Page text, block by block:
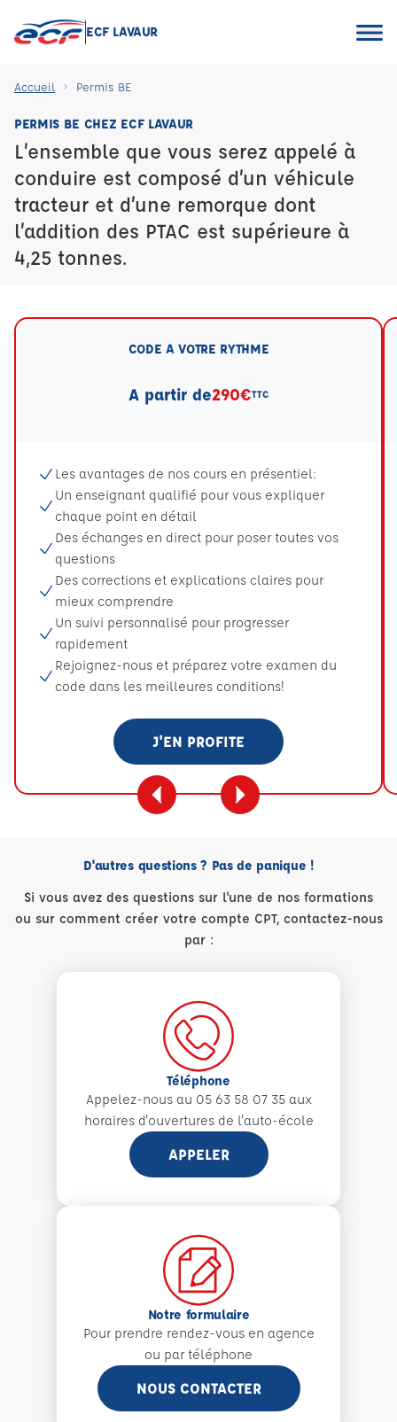
ECF LAVAUR
Accueil Permis BE
PERMIS BE CHEZ ECF LAVAUR
L’ensemble que vous serez appelé à
conduire est composé d’un véhicule
tracteur et d’une remorque dont
l’addition des PTAC est supérieure à
4,25 tonnes.
CODE A VOTRE RYTHME
A partir de290€TTC
Les avantages de nos cours en présentiel:
Un enseignant qualifié pour vous expliquer
chaque point en détail
Des échanges en direct pour poser toutes vos
questions
Des corrections et explications claires pour
mieux comprendre
Un suivi personnalisé pour progresser
rapidement
Rejoignez-nous et préparez votre examen du
code dans les meilleures conditions!
J'EN PROFITE
D'autres questions ? Pas de panique !
Si vous avez des questions sur l'une de nos formations
ou sur comment créer votre compte CPT, contactez-nous
par :
Téléphone
Appelez-nous au 05 63 58 07 35 aux
horaires d'ouvertures de l'auto-école
APPELER
Notre formulaire
Pour prendre rendez-vous en agence
ou par téléphone
NOUS CONTACTER